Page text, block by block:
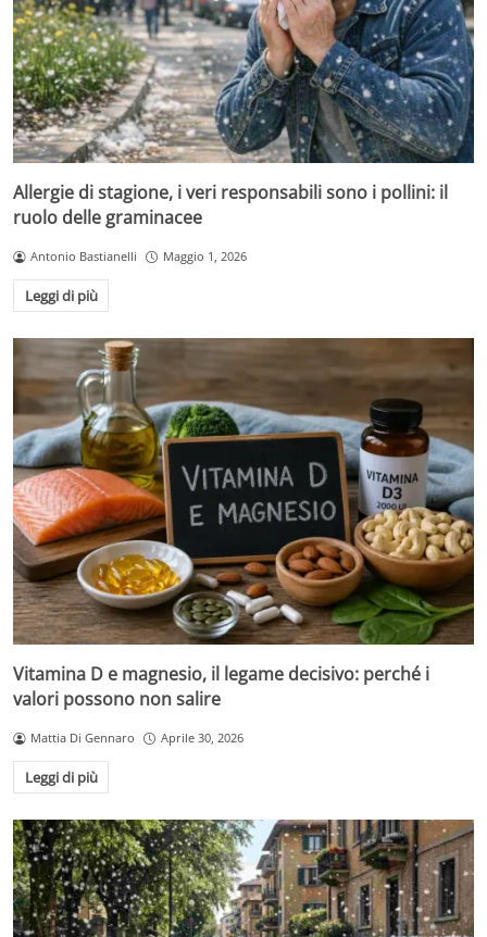
Allergie di stagione, i veri responsabili sono i pollini: il
ruolo delle graminacee
Antonio Bastianelli Maggio 1, 2026
Leggi di più
Vitamina D e magnesio, il legame decisivo: perché i
valori possono non salire
Mattia Di Gennaro Aprile 30, 2026
Leggi di più